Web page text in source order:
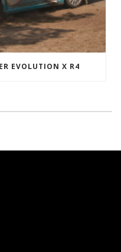
EVOLUTION X R4